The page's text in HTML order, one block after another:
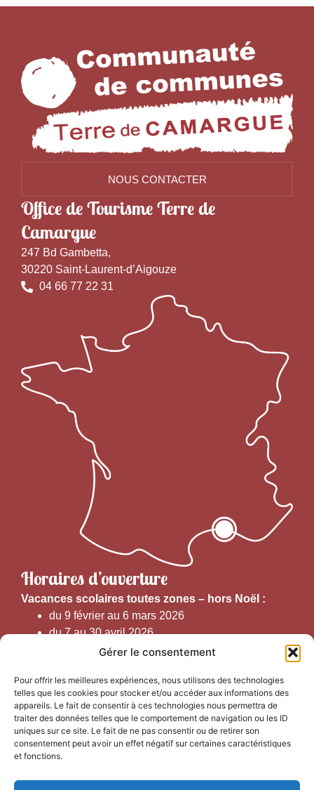
Gérer le consentement
Pour offrir les meilleures expériences, nous utilisons des technologies
telles que les cookies pour stocker et/ou accéder aux informations des
appareils. Le fait de consentir à ces technologies nous permettra de
traiter des données telles que le comportement de navigation ou les ID
uniques sur ce site. Le fait de ne pas consentir ou de retirer son
consentement peut avoir un effet négatif sur certaines caractéristiques
et fonctions.
NOUS CONTACTER
Office de Tourisme Terre de
Camargue
247 Bd Gambetta,
30220 Saint-Laurent-d’Aigouze
04 66 77 22 31
Horaires d’ouverture
Vacances scolaires toutes zones – hors Noël :
du 9 février au 6 mars 2026
du 7 au 30 avril 2026
du 1er juin au 30 septembre 2026
Horaires d’ouverture au public :
Du 1er septembre au 30 juin 2026 (hors juillet et août)
du lundi au vendredi de 9h50 à 12h30 et de